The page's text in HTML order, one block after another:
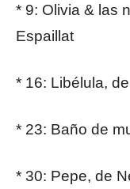
* 9: Olivia & las
Espaillat
* 16: Libélula,
* 23: Baño de
* 30: Pepe, de